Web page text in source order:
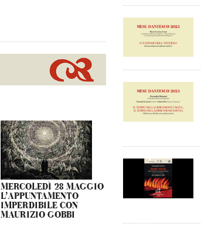
MERCOLEDÌ 28 MAGGIO
L’APPUNTAMENTO
IMPERDIBILE CON
MAURIZIO GOBBI